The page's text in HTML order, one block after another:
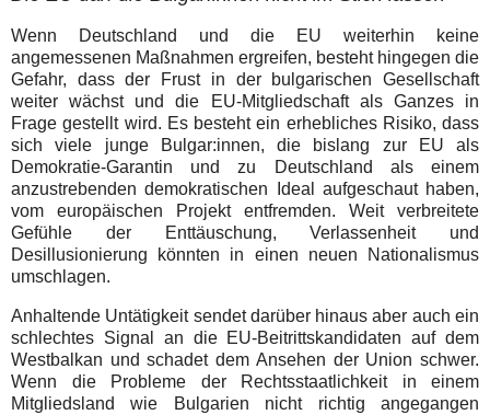
Wenn Deutschland und die EU weiterhin keine
angemessenen Maßnahmen ergreifen, besteht hingegen die
Gefahr, dass der Frust in der bulgarischen Gesellschaft
weiter wächst und die EU-Mitgliedschaft als Ganzes in
Frage gestellt wird. Es besteht ein erhebliches Risiko, dass
sich viele junge Bulgar:innen, die bislang zur EU als
Demokratie-Garantin und zu Deutschland als einem
anzustrebenden demokratischen Ideal aufgeschaut haben,
vom europäischen Projekt entfremden. Weit verbreitete
Gefühle der Enttäuschung, Verlassenheit und
Desillusionierung könnten in einen neuen Nationalismus
umschlagen.
Anhaltende Untätigkeit sendet darüber hinaus aber auch ein
schlechtes Signal an die EU-Beitrittskandidaten auf dem
Westbalkan und schadet dem Ansehen der Union schwer.
Wenn die Probleme der Rechtsstaatlichkeit in einem
Mitgliedsland wie Bulgarien nicht richtig angegangen